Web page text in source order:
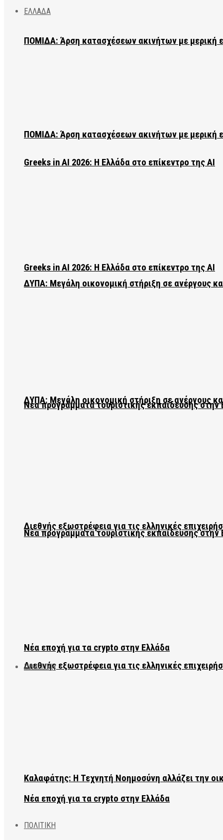
ΕΛΛΑΔΑ
ΠΟΜΙΔΑ: Άρση κατασχέσεων ακινήτων με μερική
Greeks in AI 2026: Η Ελλάδα στο επίκεντρο της AI
ΔΥΠΑ: Μεγάλη οικονομική στήριξη σε ανέργους
Νέα προγράμματα τουριστικής εκπαίδευσης στην
Διεθνής εξωστρέφεια για τις ελληνικές
Νέα εποχή για τα crypto στην Ελλάδα
ΠΟΛΙΤΙΚΗ
ΠΟΜΙΔΑ: Άρση κατασχέσεων ακινήτων με μερική
Greeks in AI 2026: Η Ελλάδα στο επίκεντρο της AI
ΔΥΠΑ: Μεγάλη οικονομική στήριξη σε ανέργους
Νέα προγράμματα τουριστικής εκπαίδευσης στην
Διεθνής εξωστρέφεια για τις ελληνικές
Νέα εποχή για τα crypto στην Ελλάδα
ΠΟΛΙΤΙΚΗ
Καλαφάτης: Η Τεχνητή Νοημοσύνη αλλάζει την